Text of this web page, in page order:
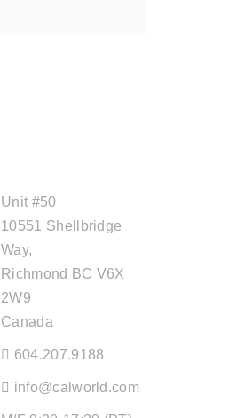
Unit #50
10551 Shellbridge
Way,
Richmond BC V6X
2W9
Canada
604.207.9188
info@calworld.com